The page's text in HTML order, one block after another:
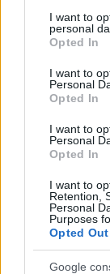
I want to
personal
Opted In
I want to
Personal
Opted In
I want to
Personal
Opted In
I want to
Retention,
Personal
Purposes
Opted Out
Google
jača jer onda
i da sam ja
razmišljala
operaciju, i
sam odlučna
bilo, uspjela
Ivanin
Osim ishrane
Ivana je jela
pšenične
minimum. To
protiv opake